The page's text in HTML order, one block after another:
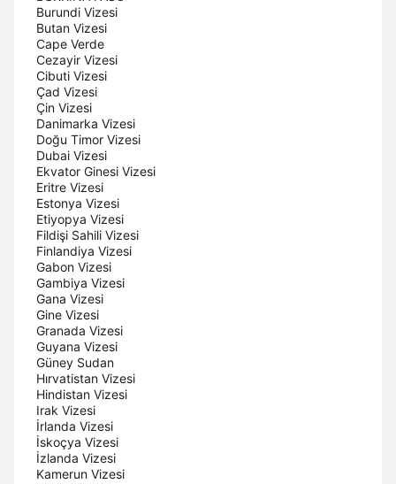
Burundi Vizesi
Butan Vizesi
Cape Verde
Cezayir Vizesi
Cibuti Vizesi
Çad Vizesi
Çin Vizesi
Danimarka Vizesi
Doğu Timor Vizesi
Dubai Vizesi
Ekvator Ginesi Vizesi
Eritre Vizesi
Estonya Vizesi
Etiyopya Vizesi
Fildişi Sahili Vizesi
Finlandiya Vizesi
Gabon Vizesi
Gambiya Vizesi
Gana Vizesi
Gine Vizesi
Granada Vizesi
Guyana Vizesi
Güney Sudan
Hırvatistan Vizesi
Hindistan Vizesi
Irak Vizesi
İrlanda Vizesi
İskoçya Vizesi
İzlanda Vizesi
Kamerun Vizesi